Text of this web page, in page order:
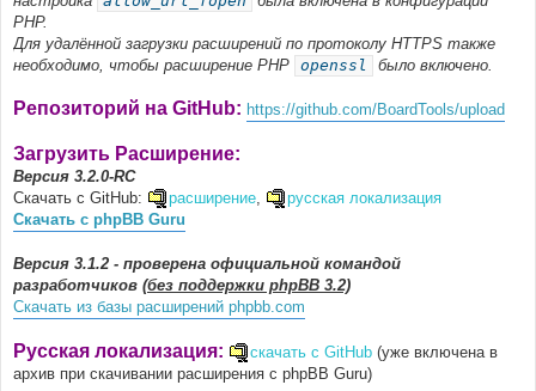
PHP.
Для удалённой загрузки расширений по протоколу HTTPS также
необходимо, чтобы расширение PHP openssl было включено.
Репозиторий на GitHub: https://github.com/BoardTools/upload
Загрузить Расширение:
Версия 3.2.0-RC
Скачать с GitHub:
расширение,
русская локализация
Скачать с phpBB Guru
Версия 3.1.2 - проверена официальной командой
разработчиков (без поддержки phpBB 3.2)
Скачать из базы расширений phpbb.com
Русская локализация: скачать с GitHub (уже включена в
архив при скачивании расширения с phpBB Guru)